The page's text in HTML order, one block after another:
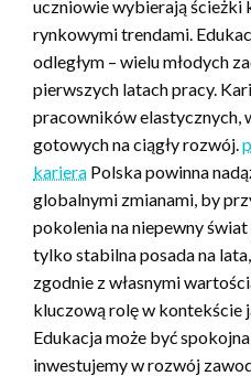
uczniowie wybierają ścieżki
rynkowymi trendami.
odległym – wielu młodych
pierwszych latach pracy.
pracowników elastycznych,
gotowych na ciągły rozwój.
kariera Polska powinna
globalnymi zmianami, by
pokolenia na niepewny
tylko stabilna posada na
zgodnie z własnymi
kluczową rolę w kontekście
Edukacja może być
inwestujemy w rozwój